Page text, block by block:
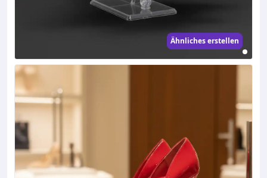
Ähnliches erstellen